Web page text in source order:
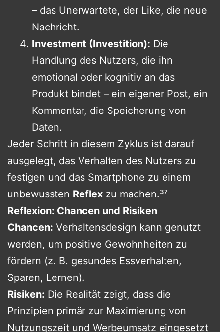
– das Unerwartete, der Like, die neue
Nachricht.
Investment (Investition): Die
Handlung des Nutzers, die ihn
emotional oder kognitiv an das
Produkt bindet – ein eigener Post, ein
Kommentar, die Speicherung von
Daten.
Jeder Schritt in diesem Zyklus ist darauf
ausgelegt, das Verhalten des Nutzers zu
festigen und das Smartphone zu einem
unbewussten Reflex zu machen.³⁷
Reflexion: Chancen und Risiken
Chancen: Verhaltensdesign kann genutzt
werden, um positive Gewohnheiten zu
fördern (z. B. gesundes Essverhalten,
Sparen, Lernen).
Risiken: Die Realität zeigt, dass die
Prinzipien primär zur Maximierung von
Nutzungszeit und Werbeumsatz eingesetzt